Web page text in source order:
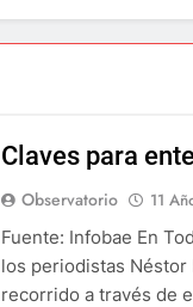
Claves para
Observatorio 11
Fuente: Infobae En
los periodistas Néstor
recorrido a través de